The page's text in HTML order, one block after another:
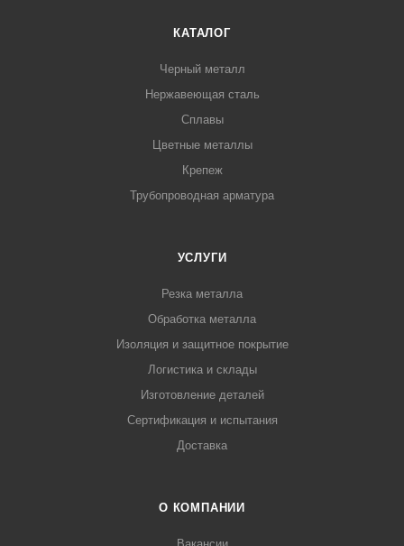
КАТАЛОГ
Черный металл
Нержавеющая сталь
Сплавы
Цветные металлы
Крепеж
Трубопроводная арматура
УСЛУГИ
Резка металла
Обработка металла
Изоляция и защитное покрытие
Логистика и склады
Изготовление деталей
Сертификация и испытания
Доставка
О КОМПАНИИ